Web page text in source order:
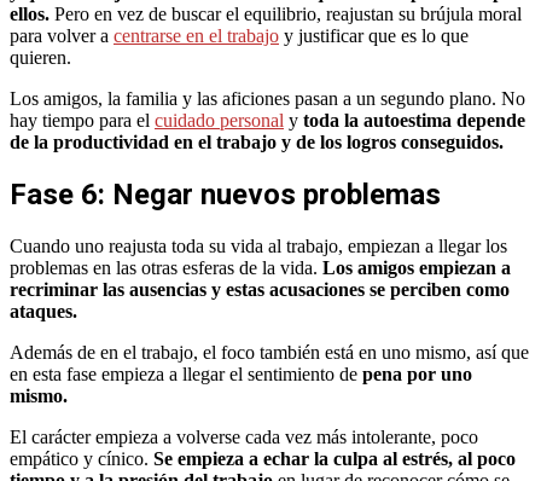
ellos. Pero en vez de buscar el equilibrio, reajustan su brújula moral
para volver a centrarse en el trabajo y justificar que es lo que
quieren.
Los amigos, la familia y las aficiones pasan a un segundo plano. No
hay tiempo para el cuidado personal y toda la autoestima depende
de la productividad en el trabajo y de los logros conseguidos.
Fase 6: Negar nuevos problemas
Cuando uno reajusta toda su vida al trabajo, empiezan a llegar los
problemas en las otras esferas de la vida. Los amigos empiezan a
recriminar las ausencias y estas acusaciones se perciben como
ataques.
Además de en el trabajo, el foco también está en uno mismo, así que
en esta fase empieza a llegar el sentimiento de pena por uno
mismo.
El carácter empieza a volverse cada vez más intolerante, poco
empático y cínico. Se empieza a echar la culpa al estrés, al poco